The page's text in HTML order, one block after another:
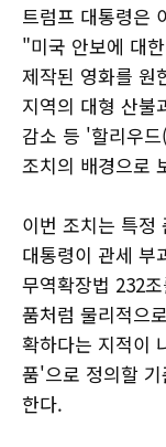
트럼프 대통령은
"미국 안보에 대
제작된 영화를 원
지역의 대형 산
감소 등 '할리우
조치의 배경으로
이번 조치는 특정
대통령이 관세 부
무역확장법 232
품처럼 물리적으
확하다는 지적이
품'으로 정의할
한다.